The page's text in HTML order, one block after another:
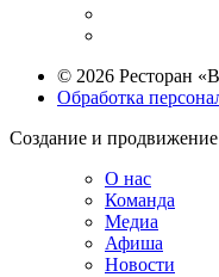
© 2026 Ресторан
Обработка
Создание и
О нас
Команда
Медиа
Афиша
Новости